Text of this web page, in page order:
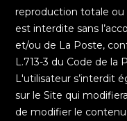
reproduction totale ou
est interdite sans
et/ou de La Poste,
L.713-3 du Code de la
L'utilisateur s’interdit
sur le Site qui
de modifier le